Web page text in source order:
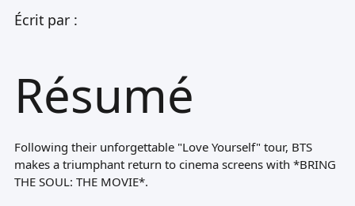
Bahasa Melayu
Bahasa Indonesia
ਪੰਜਾਬੀ
Écrit par :
Résumé
Following their unforgettable "Love Yourself" tour, BTS
makes a triumphant return to cinema screens with *BRING
THE SOUL: THE MOVIE*.